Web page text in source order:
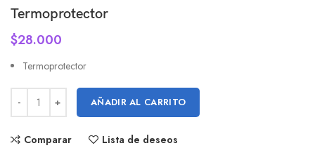
Termoprotector
$28.000
Termoprotector
AÑADIR AL CARRITO
Comparar Lista de deseos